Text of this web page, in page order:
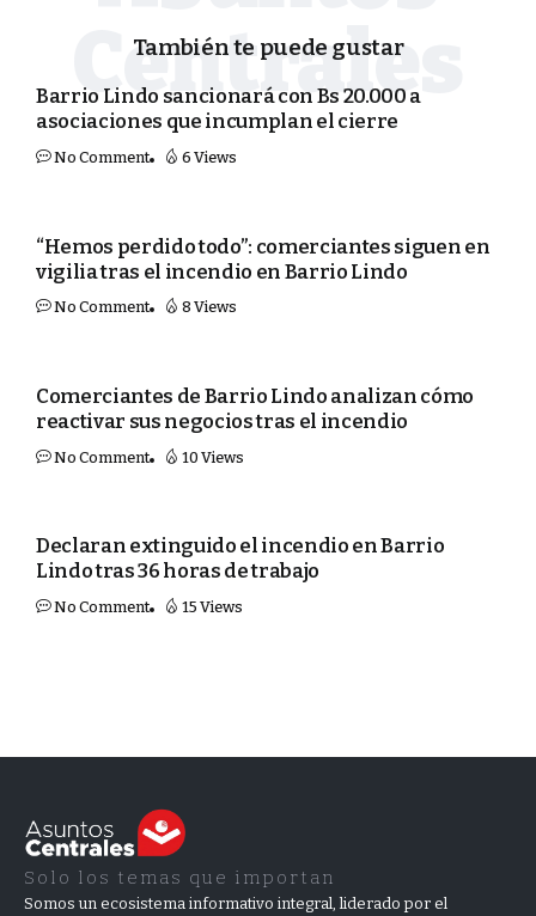
También te puede gustar
Barrio Lindo sancionará con Bs 20.000 a
asociaciones que incumplan el cierre
No Comment 6 Views
“Hemos perdido todo”: comerciantes siguen en
vigilia tras el incendio en Barrio Lindo
No Comment 8 Views
Comerciantes de Barrio Lindo analizan cómo
reactivar sus negocios tras el incendio
No Comment 10 Views
Declaran extinguido el incendio en Barrio
Lindo tras 36 horas de trabajo
No Comment 15 Views
Solo los temas que importan
Somos un ecosistema informativo integral, liderado por el